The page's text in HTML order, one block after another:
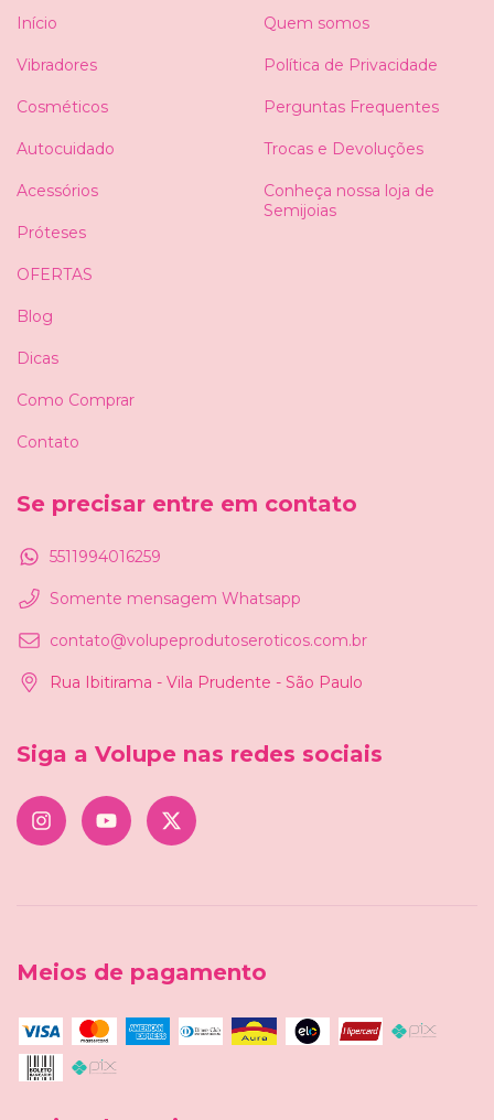
Início
Vibradores
Cosméticos
Autocuidado
Acessórios
Próteses
OFERTAS
Blog
Dicas
Como Comprar
Contato
Quem somos
Política de Privacidade
Perguntas Frequentes
Trocas e Devoluções
Conheça nossa loja de
Semijoias
Se precisar entre em contato
5511994016259
Somente mensagem Whatsapp
contato@volupeprodutoseroticos.com.br
Rua Ibitirama - Vila Prudente - São Paulo
Siga a Volupe nas redes sociais
Meios de pagamento